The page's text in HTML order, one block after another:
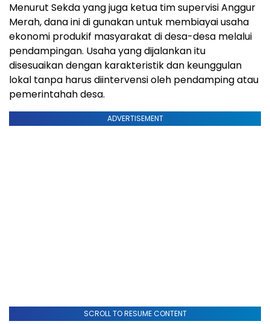
Menurut Sekda yang juga ketua tim supervisi Anggur
Merah, dana ini di gunakan untuk membiayai usaha
ekonomi produkif masyarakat di desa-desa melalui
pendampingan. Usaha yang dijalankan itu
disesuaikan dengan karakteristik dan keunggulan
lokal tanpa harus diintervensi oleh pendamping atau
pemerintahah desa.
ADVERTISEMENT
SCROLL TO RESUME CONTENT